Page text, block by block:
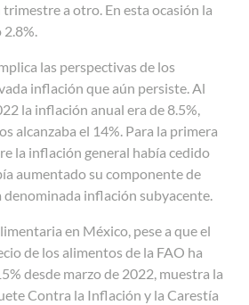
a otro. En esta ocasión la
2.8%.
las perspectivas de los
inflación que aún persiste. Al
la inflación anual era de 8.5%,
alcanzaba el 14%. Para la primera
la inflación general había cedido
aumentado su componente de
denominada inflación subyacente.
en México, pese a que el
de los alimentos de la FAO ha
desde marzo de 2022, muestra la
Contra la Inflación y la Carestía